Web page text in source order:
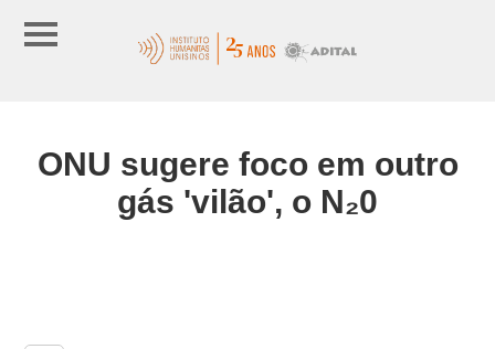
ONU sugere foco em outro
gás 'vilão', o N₂0